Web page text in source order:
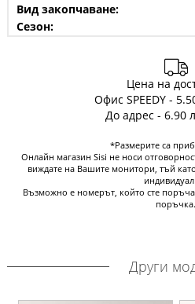
Вид закопчаване:
Сезон:
Цена на
Офис SPEEDY -
До адрес - 6.90
*Размерите са
Онлайн магазин Sisi не носи
виждате на Вашите монитори, тъй
Възможно е номерът, който сте
поръчка.
Други